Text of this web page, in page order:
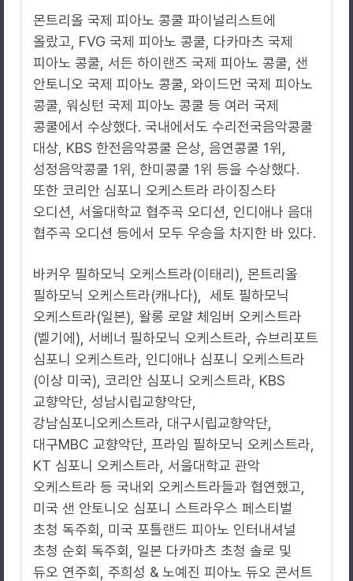
몬트리올 국제 피아노 콩쿨 파이널리스트에
올랐고, FVG 국제 피아노 콩쿨, 다카마츠 국제
피아노 콩쿨, 서든 하이랜즈 국제 피아노 콩쿨, 샌
안토니오 국제 피아노 콩쿨, 와이드먼 국제 피아노
콩쿨, 워싱턴 국제 피아노 콩쿨 등 여러 국제
콩쿨에서 수상했다. 국내에서도 수리전국음악콩쿨
대상, KBS 한전음악콩쿨 은상, 음연콩쿨 1위,
성정음악콩쿨 1위, 한미콩쿨 1위 등을 수상했다.
또한 코리안 심포니 오케스트라 라이징스타
오디션, 서울대학교 협주곡 오디션, 인디애나 음대
협주곡 오디션 등에서 모두 우승을 차지한 바 있다.
바커우 필하모닉 오케스트라(이태리), 몬트리올
필하모닉 오케스트라(캐나다), 세토 필하모닉
오케스트라(일본), 왈롱 로얄 체임버 오케스트라
(벨기에), 서베너 필하모닉 오케스트라, 슈브리포트
심포니 오케스트라, 인디애나 심포니 오케스트라
(이상 미국), 코리안 심포니 오케스트라, KBS
교향악단, 성남시립교향악단,
강남심포니오케스트라, 대구시립교향악단,
대구MBC 교향악단, 프라임 필하모닉 오케스트라,
KT 심포니 오케스트라, 서울대학교 관악
오케스트라 등 국내외 오케스트라들과 협연했고,
미국 샌 안토니오 심포니 스트라우스 페스티벌
초청 독주회, 미국 포틀랜드 피아노 인터내셔널
초청 순회 독주회, 일본 다카마츠 초청 솔로 및
듀오 연주회, 주희성 & 노예진 피아노 듀오 콘서트